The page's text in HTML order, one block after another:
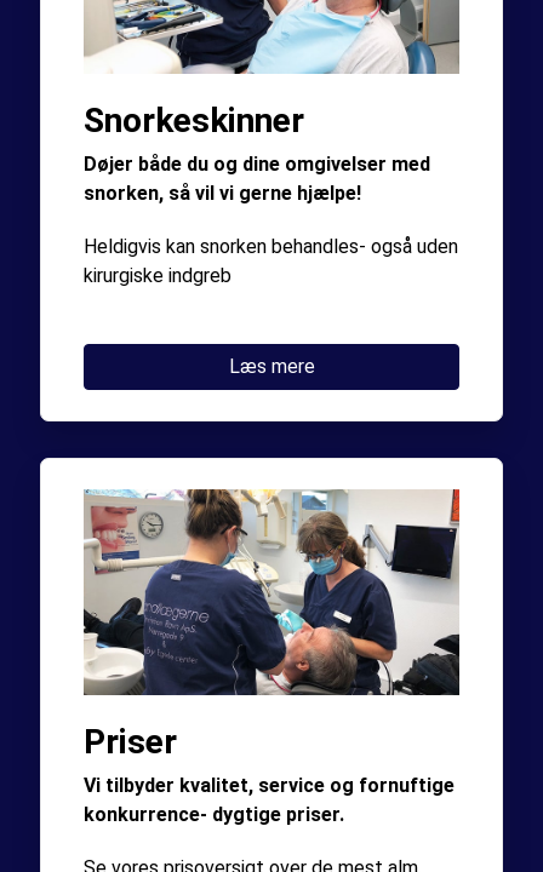
Snorkeskinner
Døjer både du og dine omgivelser med
snorken, så vil vi gerne hjælpe!
Heldigvis kan snorken behandles- også uden
kirurgiske indgreb
Læs mere
Priser
Vi tilbyder kvalitet, service og fornuftige
konkurrence- dygtige priser.